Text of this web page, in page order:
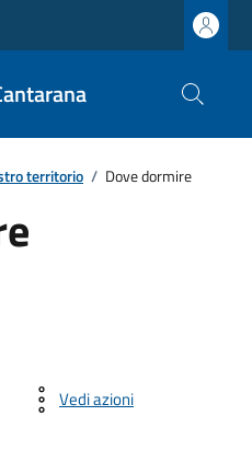
territorio / Dove dormire
Vedi azioni